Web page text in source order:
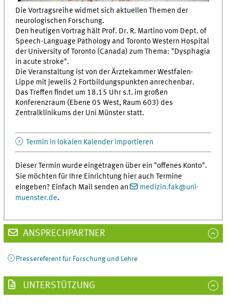
Die Vortragsreihe widmet sich aktuellen Themen der
neurologischen Forschung.
Den heutigen Vortrag hält Prof. Dr. R. Martino vom Dept. of
Speech-Language Pathology and Toronto Western Hospital
der University of Toronto (Canada) zum Thema: "Dysphagia
in acute stroke".
Die Veranstaltung ist von der Ärztekammer Westfalen-
Lippe mit jeweils 2 Fortbildungspunkten anrechenbar.
Das Treffen findet um 18.15 Uhr s.t. im großen
Konferenzraum (Ebene 05 West, Raum 603) des
Zentralklinikums der Uni Münster statt.
Termin in lokalen Kalender importieren
Dieser Termin wurde eingetragen über ein "offenes Konto".
Sie möchten für Ihre Einrichtung hier auch Termine
eingeben? Einfach Mail senden an
medizin.fak@uni-
muenster.de.
ANSPRECHPARTNER
Pressereferent für Forschung und Lehre
UNTERSTÜTZUNG